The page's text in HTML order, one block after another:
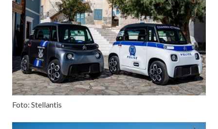
Foto: Stellantis